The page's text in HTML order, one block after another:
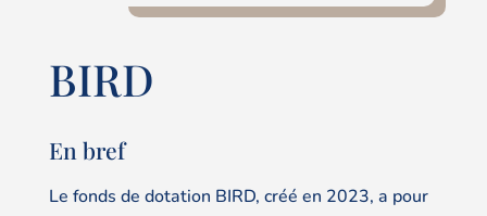
BIRD
En bref
Le fonds de dotation BIRD, créé en 2023, a pour